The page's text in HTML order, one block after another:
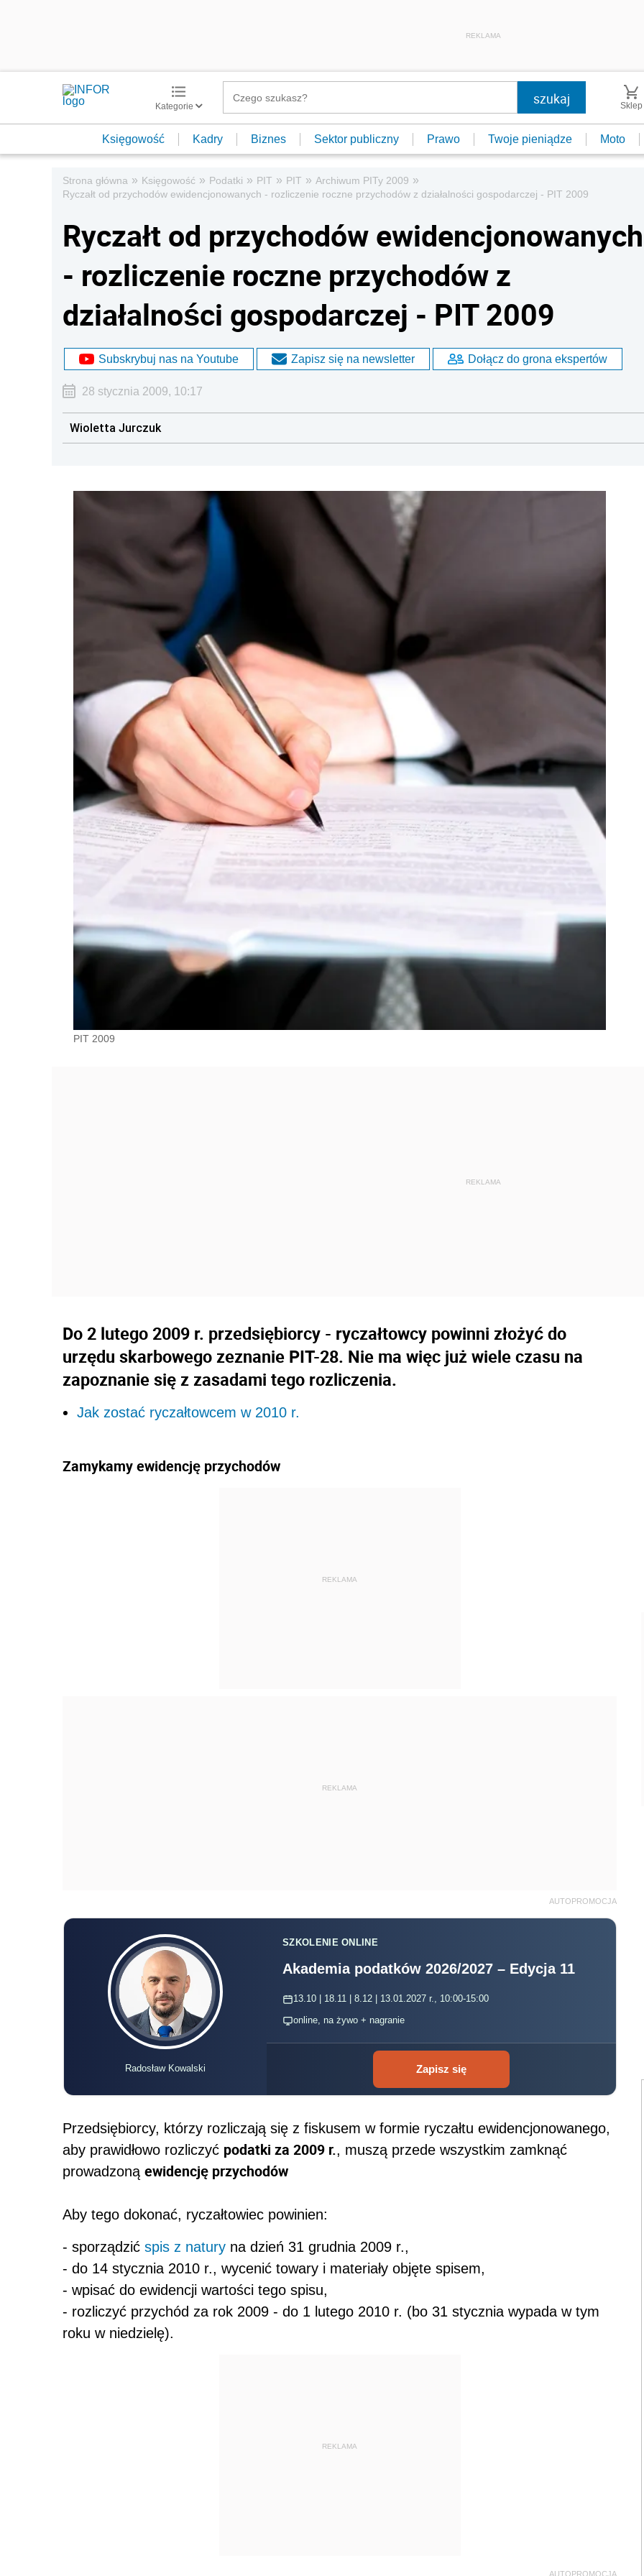
REKLAMA
Kategorie Sklep
Księgowość Kadry Biznes Sektor publiczny Prawo Twoje pieniądze Moto
Strona główna » Księgowość » Podatki » PIT » PIT » Archiwum PITy 2009 »
Ryczałt od przychodów ewidencjonowanych - rozliczenie roczne przychodów z działalności gospodarczej - PIT 2009
Ryczałt od przychodów ewidencjonowanych
- rozliczenie roczne przychodów z
działalności gospodarczej - PIT 2009
Subskrybuj nas na Youtube Zapisz się na newsletter Dołącz do grona ekspertów
28 stycznia 2009, 10:17
Wioletta Jurczuk
PIT 2009
Do 2 lutego 2009 r. przedsiębiorcy - ryczałtowcy powinni złożyć do
urzędu skarbowego zeznanie PIT-28. Nie ma więc już wiele czasu na
zapoznanie się z zasadami tego rozliczenia.
Jak zostać ryczałtowcem w 2010 r.
Zamykamy ewidencję przychodów
REKLAMA
REKLAMA
AUTOPROMOCJA
Radosław Kowalski
SZKOLENIE ONLINE
Akademia podatków 2026/2027 – Edycja 11
13.10 | 18.11 | 8.12 | 13.01.2027 r., 10:00-15:00
online, na żywo + nagranie
Zapisz się
Przedsiębiorcy, którzy rozliczają się z fiskusem w formie ryczałtu ewidencjonowanego,
aby prawidłowo rozliczyć podatki za 2009 r., muszą przede wszystkim zamknąć
prowadzoną ewidencję przychodów
Aby tego dokonać, ryczałtowiec powinien:
- sporządzić spis z natury na dzień 31 grudnia 2009 r.,
- do 14 stycznia 2010 r., wycenić towary i materiały objęte spisem,
- wpisać do ewidencji wartości tego spisu,
- rozliczyć przychód za rok 2009 - do 1 lutego 2010 r. (bo 31 stycznia wypada w tym
roku w niedzielę).
REKLAMA
AUTOPROMOCJA